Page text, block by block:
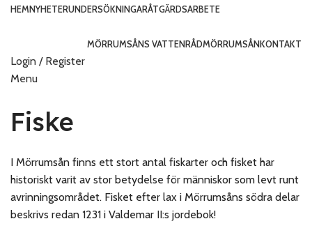
HEMNYHETERUNDERSÖKNINGARÅTGÄRDSARBETE
MÖRRUMSÅNS VATTENRÅDMÖRRUMSÅNKONTAKT
Login / Register
Menu
Fiske
I Mörrumsån finns ett stort antal fiskarter och fisket har
historiskt varit av stor betydelse för människor som levt runt
avrinningsområdet. Fisket efter lax i Mörrumsåns södra delar
beskrivs redan 1231 i Valdemar II:s jordebok!